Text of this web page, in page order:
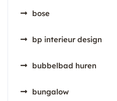
bose
bp interieur design
bubbelbad huren
bungalow